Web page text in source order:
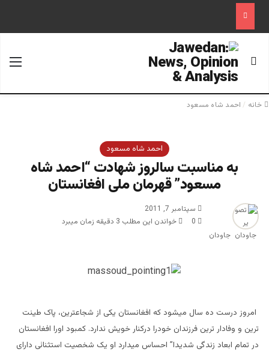
جستجو برای
خانه / احمد شاه مسعود
احمد شاه مسعود
به مناسبت سالروز شهادت “احمد شاه
مسعود” قهرمان ملی افغانستان
جاودان
سپتامبر 7, 2011
0
خواندن این مطلب 3 دقیقه زمان میبرد
امروز درست ده سال میشود که افغانستان یکی از شجاعترین، پاک طینت
ترین و وفادار ترین فرزندان خودرا درکنار خویش ندارد. کمبود اورا افغانستان
در تمام ابعاد زندگی شدیدا” احساس میدارد او یک شخصیت استثنائی دارای